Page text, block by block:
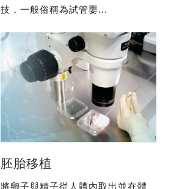
技，一般俗稱為試管嬰...
胚胎移植
將卵子與精子從人體內取出並在體